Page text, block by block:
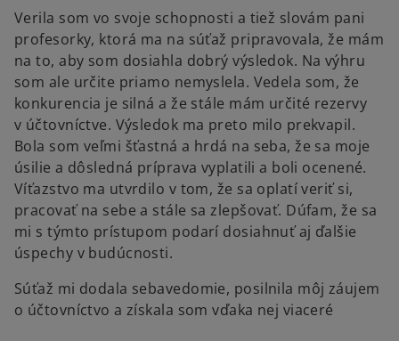
Verila som vo svoje schopnosti a tiež slovám pani
profesorky, ktorá ma na súťaž pripravovala, že mám
na to, aby som dosiahla dobrý výsledok. Na výhru
som ale určite priamo nemyslela. Vedela som, že
konkurencia je silná a že stále mám určité rezervy
v účtovníctve. Výsledok ma preto milo prekvapil.
Bola som veľmi šťastná a hrdá na seba, že sa moje
úsilie a dôsledná príprava vyplatili a boli ocenené.
Víťazstvo ma utvrdilo v tom, že sa oplatí veriť si,
pracovať na sebe a stále sa zlepšovať. Dúfam, že sa
mi s týmto prístupom podarí dosiahnuť aj ďalšie
úspechy v budúcnosti.
Súťaž mi dodala sebavedomie, posilnila môj záujem
o účtovníctvo a získala som vďaka nej viaceré